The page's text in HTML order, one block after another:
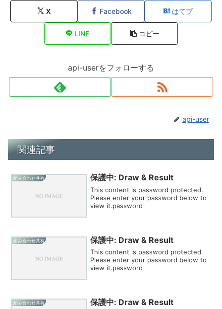
X Facebook はてブ
LINE コピー
api-userをフォローする
api-user
関連記事
組み合わせ共有 保護中: Draw & Result
This content is password protected.
Please enter your password below to
view it.password
組み合わせ共有 保護中: Draw & Result
This content is password protected.
Please enter your password below to
view it.password
組み合わせ共有 保護中: Draw & Result